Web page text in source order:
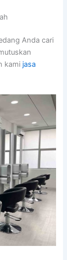
Anda cari
kami jasa